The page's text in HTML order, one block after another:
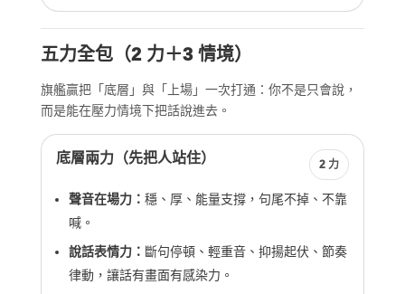
五力全包（2 力＋3 情境）
旗艦贏把「底層」與「上場」一次打通：你不是只會說，
而是能在壓力情境下把話說進去。
底層兩力（先把人站住） 2 力
聲音在場力： 穩、厚、能量支撐，句尾不掉、不靠
喊。
說話表情力： 斷句停頓、輕重音、抑揚起伏、節奏
律動，讓話有畫面有感染力。